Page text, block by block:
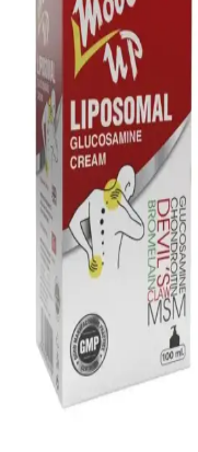
Hassas Ciltler İçin
Seçenekleri ve
Hassas ciltler için özel
tahrişi önler, geniş
kullanılır.
Akne Tedavisinde
Etkili Cilt Bakım
Akne tedavisinde evde
rutinleri ile yağ üretimi,
sağlanabilir. Doğru ürün
etkilidir.
Swiss Bork Güneş
Kremler: Güçlü ve
Swiss Bork güneş
cildi güneşin zararlı